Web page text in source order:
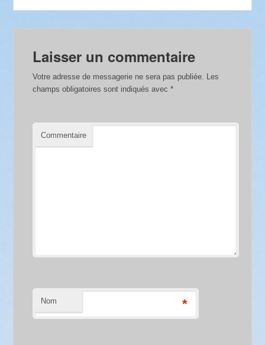
Laisser un commentaire
Votre adresse de messagerie ne sera pas publiée. Les
champs obligatoires sont indiqués avec*
Commentaire
Nom *